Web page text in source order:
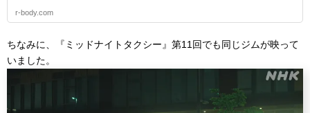
r-body.com
ちなみに、『ミッドナイトタクシー』第11回でも同じジムが映って
いました。